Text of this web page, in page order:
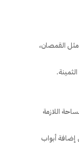
مثل القمصان،
اللازمة
إضافة أبواب